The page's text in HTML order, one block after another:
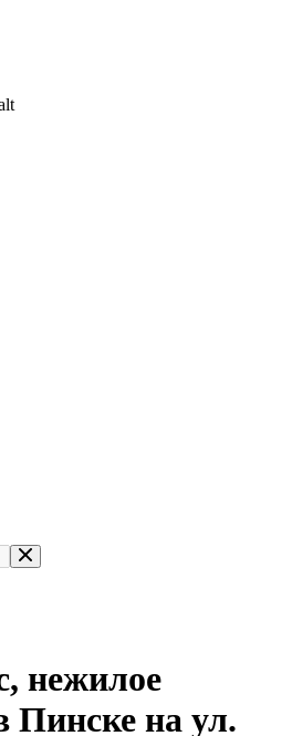
нежилое
Пинске на ул.